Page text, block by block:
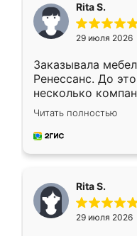
Rita S.
29 июля 2026
Заказывала
Ренессанс. До
несколько
эту. Сначала
приехал
и снял размеры.
каких-либо
довольна, все
Читать полностью
Rita S.
29 июля 2026